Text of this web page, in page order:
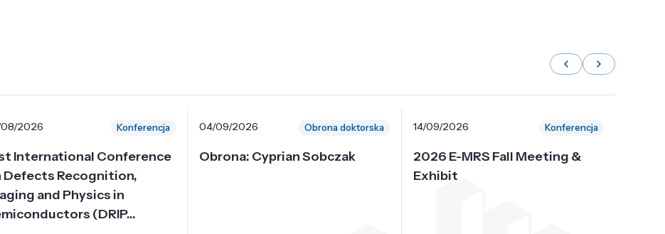
2026 Konferencja
International Conference
Defects Recognition,
and Physics in
(DRIP...
04/09/2026 Obrona doktorska
Obrona: Cyprian Sobczak
14/09/2026 Konferencja
2026 E-MRS Fall Meeting &
Exhibit